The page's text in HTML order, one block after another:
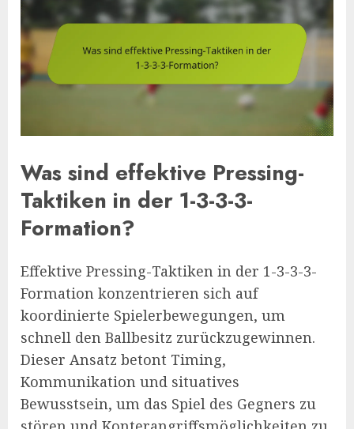
Was sind effektive Pressing-
Taktiken in der 1-3-3-3-
Formation?
Effektive Pressing-Taktiken in der 1-3-3-3-
Formation konzentrieren sich auf
koordinierte Spielerbewegungen, um
schnell den Ballbesitz zurückzugewinnen.
Dieser Ansatz betont Timing,
Kommunikation und situatives
Bewusstsein, um das Spiel des Gegners zu